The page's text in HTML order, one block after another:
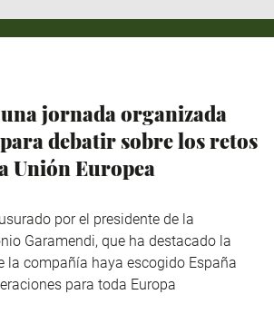
una jornada organizada
debatir sobre los retos
Unión Europea
por el presidente de la
Garamendi, que ha destacado la
la compañía haya escogido España
para toda Europa